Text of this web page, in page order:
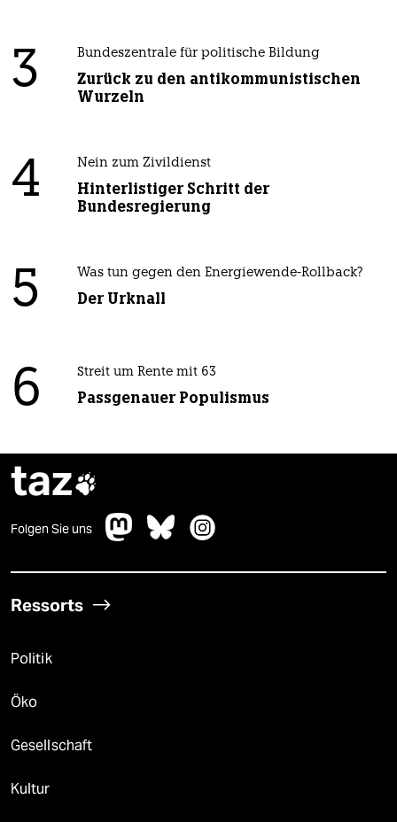
3 Bundeszentrale für politische Bildung
Zurück zu den antikommunistischen
Wurzeln
4 Nein zum Zivildienst
Hinterlistiger Schritt der
Bundesregierung
5 Was tun gegen den Energiewende-Rollback?
Der Urknall
6 Streit um Rente mit 63
Passgenauer Populismus
taz
Folgen Sie uns
Ressorts
Politik
Öko
Gesellschaft
Kultur